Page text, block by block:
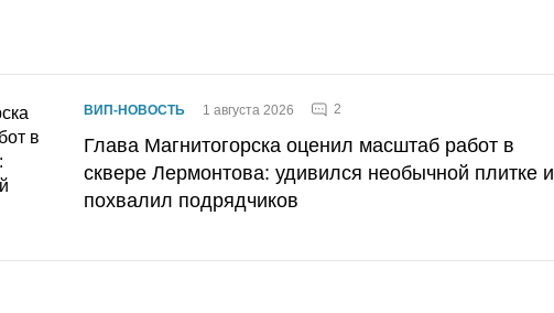
ВИП-НОВОСТЬ 1 августа 2026 2
Глава Магнитогорска оценил масштаб работ в
сквере Лермонтова: удивился необычной плитке и
похвалил подрядчиков